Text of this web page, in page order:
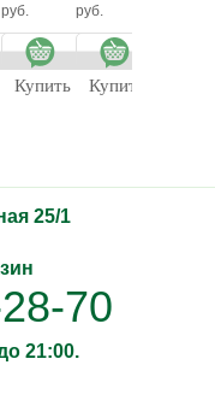
руб.
Купить
руб.
Купить
25/1
70
21:00.